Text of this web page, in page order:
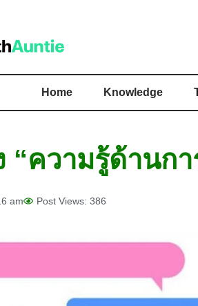
Home Knowledge
“ความรู้ด้านก
am Post Views: 386